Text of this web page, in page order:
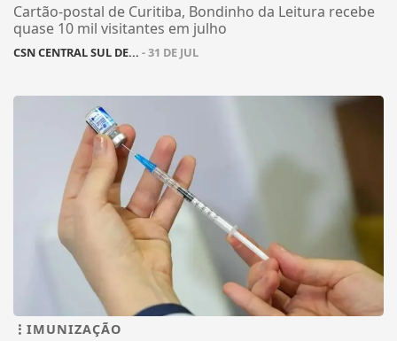
Cartão-postal de Curitiba, Bondinho da Leitura recebe
quase 10 mil visitantes em julho
CSN CENTRAL SUL DE... - 31 DE JUL
IMUNIZAÇÃO